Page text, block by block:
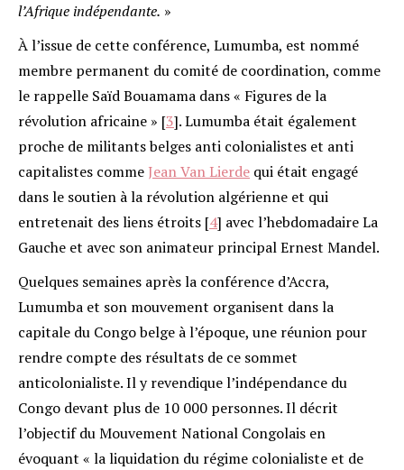
l’Afrique indépendante. »
À l’issue de cette conférence, Lumumba, est nommé
membre permanent du comité de coordination, comme
le rappelle Saïd Bouamama dans « Figures de la
révolution africaine » [3]. Lumumba était également
proche de militants belges anti colonialistes et anti
capitalistes comme Jean Van Lierde qui était engagé
dans le soutien à la révolution algérienne et qui
entretenait des liens étroits [4] avec l’hebdomadaire La
Gauche et avec son animateur principal Ernest Mandel.
Quelques semaines après la conférence d’Accra,
Lumumba et son mouvement organisent dans la
capitale du Congo belge à l’époque, une réunion pour
rendre compte des résultats de ce sommet
anticolonialiste. Il y revendique l’indépendance du
Congo devant plus de 10 000 personnes. Il décrit
l’objectif du Mouvement National Congolais en
évoquant « la liquidation du régime colonialiste et de